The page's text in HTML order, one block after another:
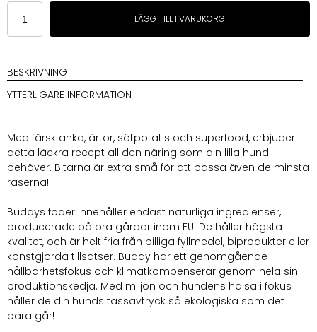
Buddy
Tasty
Duck
Small
breed
mängd
LÄGG TILL I VARUKORG
BESKRIVNING
YTTERLIGARE INFORMATION
Med färsk anka, ärtor, sötpotatis och superfood, erbjuder
detta läckra recept all den näring som din lilla hund
behöver. Bitarna är extra små för att passa även de minsta
raserna!
Buddys foder innehåller endast naturliga ingredienser,
producerade på bra gårdar inom EU. De håller högsta
kvalitet, och är helt fria från billiga fyllmedel, biprodukter eller
konstgjorda tillsatser. Buddy har ett genomgående
hållbarhetsfokus och klimatkompenserar genom hela sin
produktionskedja. Med miljön och hundens hälsa i fokus
håller de din hunds tassavtryck så ekologiska som det
bara går!